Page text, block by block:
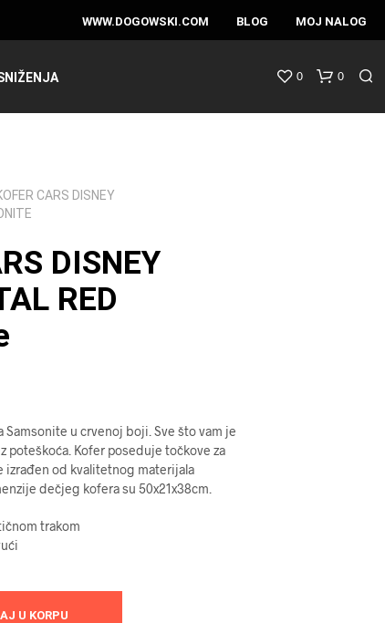
WWW.DOGOWSKI.COM BLOG MOJ NALOG
0 0
CARS DISNEY
DISNEY
RED
Samsonite u crvenoj boji. Sve što vam je
poteškoća. Kofer poseduje točkove za
izrađen od kvalitetnog materijala
dečjeg kofera su 50x21x38cm.
trakom
U KORPU